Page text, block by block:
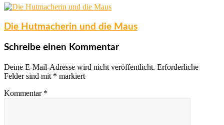
Die Hutmacherin und die Maus
Schreibe einen Kommentar
Deine E-Mail-Adresse wird nicht veröffentlicht. Erforderliche
Felder sind mit * markiert
Kommentar *